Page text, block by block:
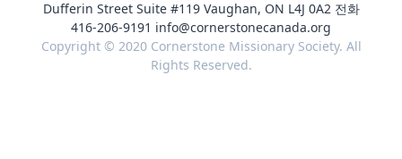
Dufferin Street Suite #119 Vaughan, ON L4J 0A2 전화
416-206-9191 info@cornerstonecanada.org
Copyright © 2020 Cornerstone Missionary Society. All
Rights Reserved.